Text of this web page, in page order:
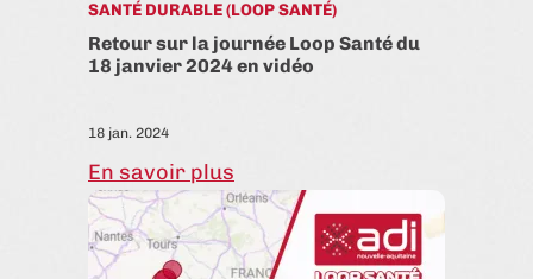
SANTÉ DURABLE (LOOP SANTÉ)
Retour sur la journée Loop Santé du
18 janvier 2024 en vidéo
18 jan. 2024
En savoir plus